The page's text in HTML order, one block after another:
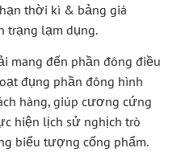
thời kì & bảng giá
trạng lạm dụng.
mang đến phần đông điều
đụng phần đông hình
hàng, giúp cương cứng
hiện lịch sử nghịch trò
biểu tượng cống phẩm.